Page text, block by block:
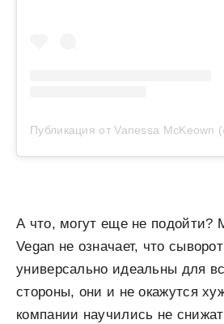
А что, могут еще не подойти?
Vegan не означает, что
универсально идеальны для
стороны, они и не окажутся
компании научились не